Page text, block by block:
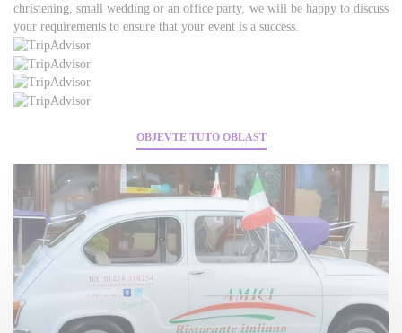
christening, small wedding or an office party, we will be happy to discuss
your requirements to ensure that your event is a success.
OBJEVTE TUTO OBLAST